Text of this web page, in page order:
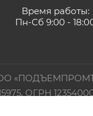
Время работы:
Пн-Сб 9:00 -
ОГРН